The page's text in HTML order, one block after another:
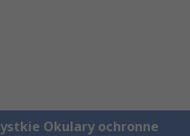
Okulary ochronne